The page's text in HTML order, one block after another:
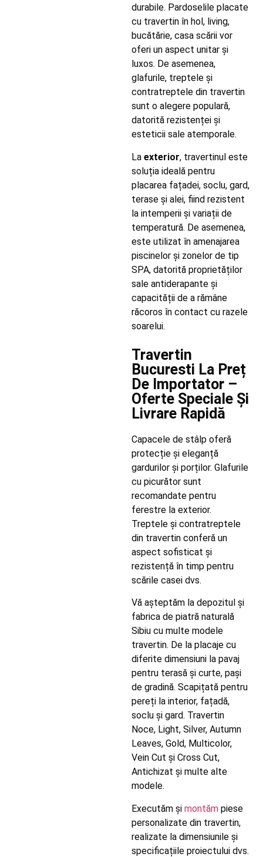
durabile. Pardoselile placate
cu travertin în hol, living,
bucătărie, casa scării vor
oferi un aspect unitar și
luxos. De asemenea,
glafurile, treptele și
contratreptele din travertin
sunt o alegere populară,
datorită rezistenței și
esteticii sale atemporale.
La exterior, travertinul este
soluția ideală pentru
placarea fațadei, soclu, gard,
terase și alei, fiind rezistent
la intemperii și variații de
temperatură. De asemenea,
este utilizat în amenajarea
piscinelor și zonelor de tip
SPA, datorită proprietăților
sale antiderapante și
capacității de a rămâne
răcoros în contact cu razele
soarelui.
Travertin
Bucuresti La Preț
De Importator –
Oferte Speciale Și
Livrare Rapidă
Capacele de stâlp oferă
protecție și eleganță
gardurilor și porților. Glafurile
cu picurător sunt
recomandate pentru
ferestre la exterior.
Treptele și contratreptele
din travertin conferă un
aspect sofisticat și
rezistență în timp pentru
scările casei dvs.
Vă așteptăm la depozitul și
fabrica de piatră naturală
Sibiu cu multe modele
travertin. De la placaje cu
diferite dimensiuni la pavaj
pentru terasă și curte, pași
de gradină. Scapițată pentru
pereți la interior, fațadă,
soclu și gard. Travertin
Noce, Light, Silver, Autumn
Leaves, Gold, Multicolor,
Vein Cut și Cross Cut,
Antichizat și multe alte
modele.
Executăm și montăm piese
personalizate din travertin,
realizate la dimensiunile și
specificațiile proiectului dvs.